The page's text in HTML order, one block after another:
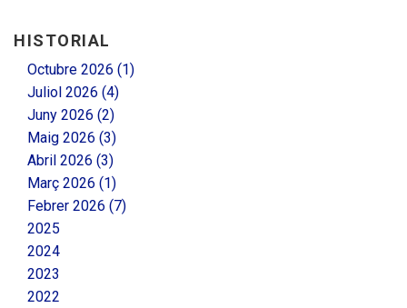
HISTORIAL
Octubre 2026 (1)
Juliol 2026 (4)
Juny 2026 (2)
Maig 2026 (3)
Abril 2026 (3)
Març 2026 (1)
Febrer 2026 (7)
2025
2024
2023
2022